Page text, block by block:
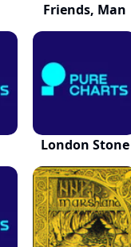
Friends, Man
London Stone